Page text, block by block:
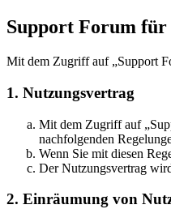
Support Forum
Mit dem Zugriff auf „Support
1. Nutzungsvertrag
Mit dem Zugriff auf
nachfolgenden
Wenn Sie mit diesen
Der Nutzungsvertrag
2. Einräumung von